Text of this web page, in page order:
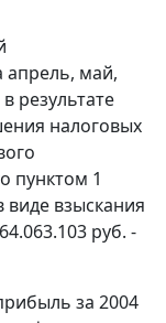
апрель, май,
результате
налоговых
пунктом 1
виде взыскания
руб. -
за 2004